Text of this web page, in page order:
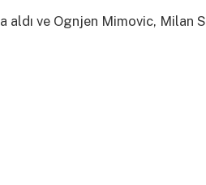
aldı ve Ognjen Mimovic, Milan